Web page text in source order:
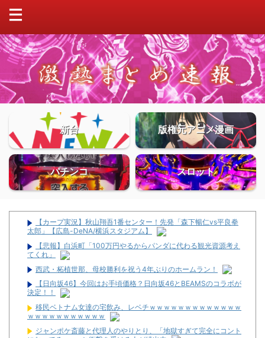
新台 版権元アニメ漫画
パチンコ スロット
【カープ実況】秋山翔吾1番センター！先発「森下暢仁vs平良拳
太郎」【広島-DeNA/横浜スタジアム】
【悲報】白浜町「100万円やるからパンダに代わる観光資源考え
てくれ」
西武・柘植世那、母校勝利を祝う4年ぶりのホームラン！
【日向坂46】今回はお手頃価格？日向坂46とBEAMSのコラボが
決定！！
移民ベトナム女達の宅飲み、レベチｗｗｗｗｗｗｗｗｗｗｗｗｗ
ｗｗｗｗｗｗｗｗｗｗｗ
ジャンポケ斎藤と代理人のやりとり、「地獄すぎて完全にコント